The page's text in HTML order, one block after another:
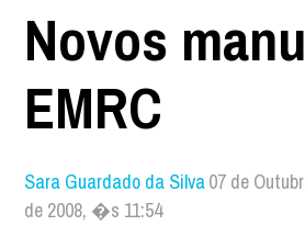
Novos
EMRC
Sara Guardado da Silva07 de
de 2008, �s 11:54